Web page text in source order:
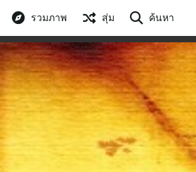
รวมภาพ สุ่ม ค้นหา